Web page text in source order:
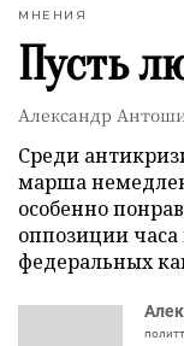
МНЕНИЯ
Пусть
Александр
Среди
марша
особенно
оппозиции
федеральных